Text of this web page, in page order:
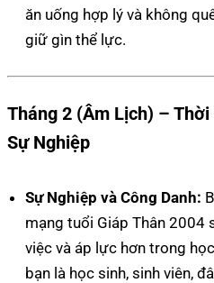
ăn uống hợp lý và không
giữ gìn thể lực.
Tháng 2 (Âm Lịch) –
Sự Nghiệp
Sự Nghiệp và Công Danh:
mạng tuổi Giáp Thân 2004
việc và áp lực hơn trong
bạn là học sinh, sinh viên,